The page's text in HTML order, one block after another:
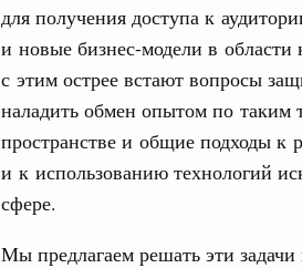
для получения доступа к
и новые бизнес-модели в
с этим острее встают вопросы
наладить обмен опытом по
пространстве и общие подходы
и к использованию технологий
сфере.
Мы предлагаем решать эти задачи